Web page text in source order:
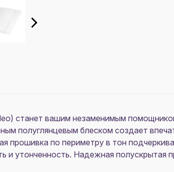
станет вашим незаменимым
полуглянцевым блеском создает
прошивка по периметру в тон
и утонченность. Надежная полускрытая